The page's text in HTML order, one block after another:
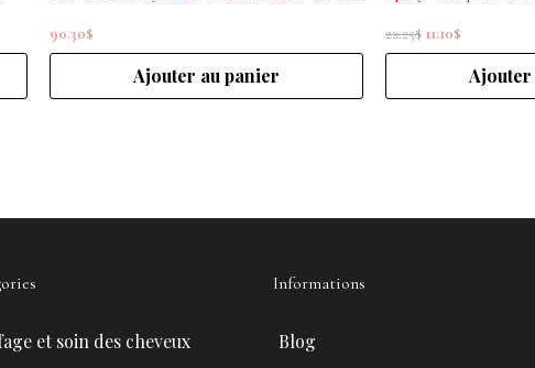
90.30$
Ajouter au panier
22.25$ 11.10$
Ajouter
et soin des cheveux
Informations
Blog